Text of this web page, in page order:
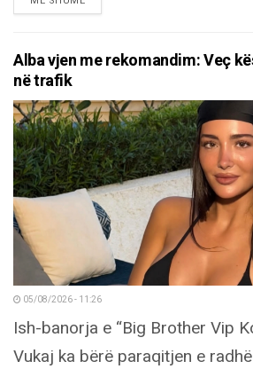
Alba vjen me rekomandim: Veç
në trafik
05/08/2026 - 11:26
Ish-banorja e “Big Brother Vip
Vukaj ka bërë paraqitjen e